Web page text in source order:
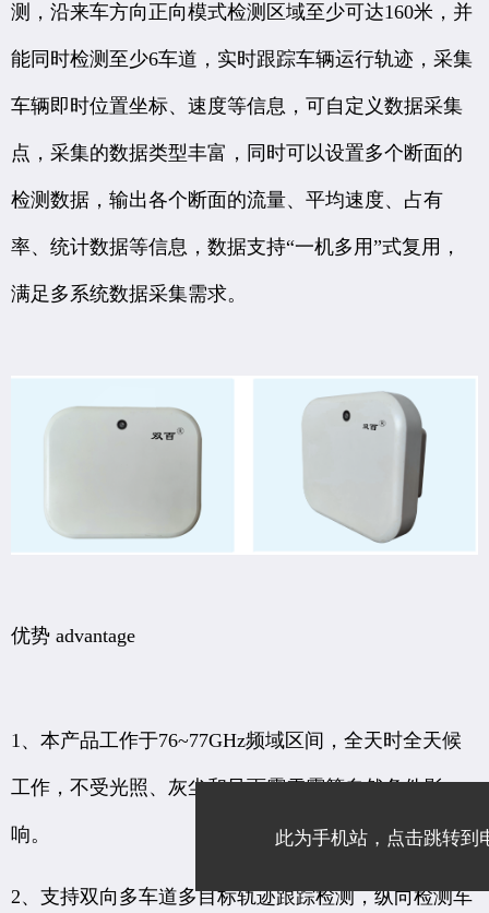
此为手机站，点击跳转到
测，沿来车方向正向模式检测区域至少可达160米，并
能同时检测至少6车道，实时跟踪车辆运行轨迹，采集
车辆即时位置坐标、速度等信息，可自定义数据采集
点，采集的数据类型丰富，同时可以设置多个断面的
检测数据，输出各个断面的流量、平均速度、占有
率、统计数据等信息，数据支持“一机多用”式复用，
满足多系统数据采集需求。
优势 advantage
1、本产品工作于76~77GHz频域区间，全天时全天候
工作，不受光照、灰尘和风雨雾雪霾等自然条件影
响。
2、支持双向多车道多目标轨迹跟踪检测，纵向检测车